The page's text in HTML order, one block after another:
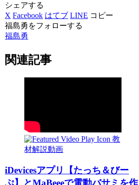
シェアする
X Facebook はてブ LINE コピー
福島勇をフォローする
福島勇
関連記事
教
材解説動画
iDevicesアプリ【たっち＆びー
ぷ】とMaBeeeで電動バサミを作